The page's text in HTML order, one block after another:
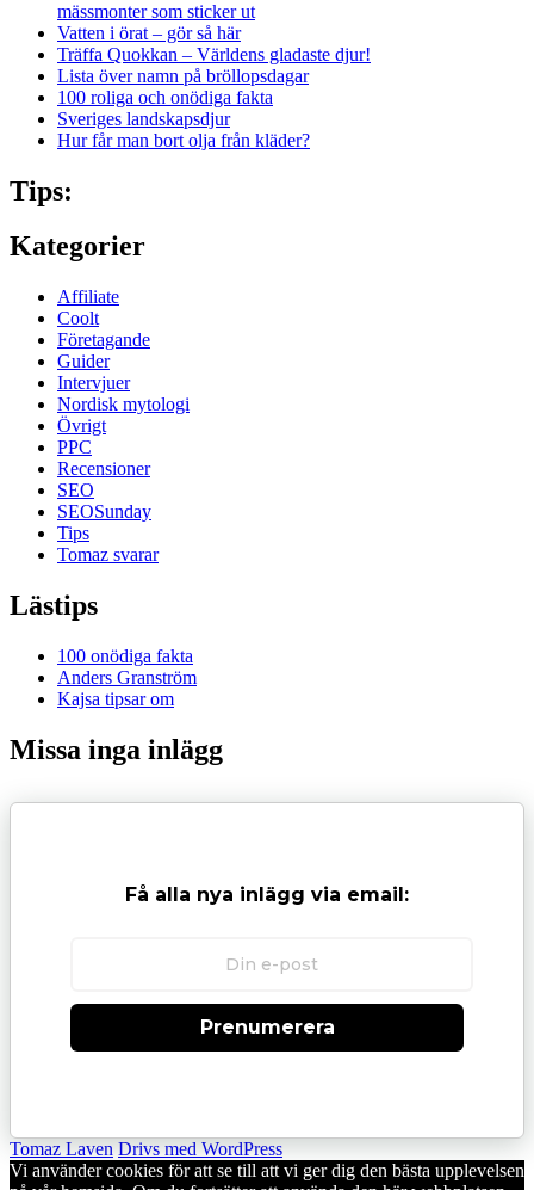
mässmonter som sticker ut
Vatten i örat – gör så här
Träffa Quokkan – Världens gladaste djur!
Lista över namn på bröllopsdagar
100 roliga och onödiga fakta
Sveriges landskapsdjur
Hur får man bort olja från kläder?
Tips:
Kategorier
Affiliate
Coolt
Företagande
Guider
Intervjuer
Nordisk mytologi
Övrigt
PPC
Recensioner
SEO
SEOSunday
Tips
Tomaz svarar
Lästips
100 onödiga fakta
Anders Granström
Kajsa tipsar om
Missa inga inlägg
Få alla nya inlägg via email:
Prenumerera
Tomaz Laven Drivs med WordPress
Vi använder cookies för att se till att vi ger dig den bästa upplevelsen